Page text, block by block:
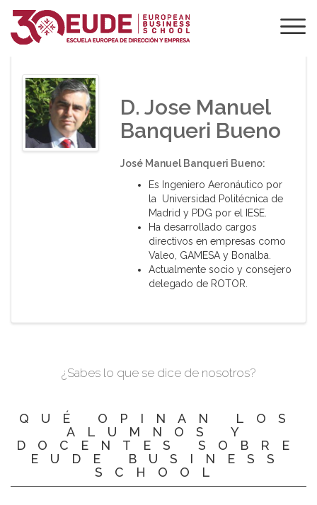
PONENTE DE EUDE
D. Jose Manuel
Banqueri Bueno
José Manuel Banqueri Bueno:
Es Ingeniero Aeronáutico por
la Universidad Politécnica de
Madrid y PDG por el IESE.
Ha desarrollado cargos
directivos en empresas como
Valeo, GAMESA y Bonalba.
Actualmente socio y consejero
delegado de ROTOR.
¿Sabes lo que se dice de nosotros?
QUÉ OPINAN LOS
ALUMNOS Y
DOCENTES SOBRE
EUDE BUSINESS
SCHOOL